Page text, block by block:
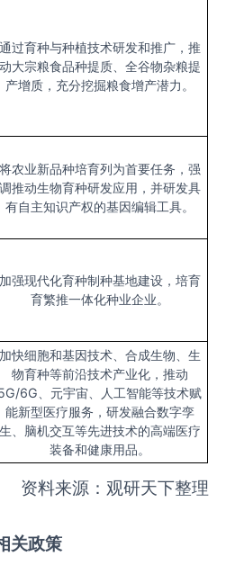
通过育种与种植技术研发和推广，推
动大宗粮食品种提质、全谷物杂粮提
产增质，充分挖掘粮食增产潜力。
将农业新品种培育列为首要任务，强
调推动生物育种研发应用，并研发具
有自主知识产权的基因编辑工具。
加强现代化育种制种基地建设，培育
育繁推一体化种业企业。
加快细胞和基因技术、合成生物、生
物育种等前沿技术产业化，推动
6G、元宇宙、人工智能等技术赋
能新型医疗服务，研发融合数字孪
生、脑机交互等先进技术的高端医疗
装备和健康用品。
资料来源：观研天下整理
关政策